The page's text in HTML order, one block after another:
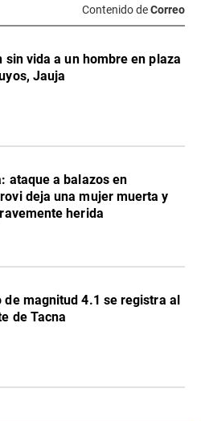
Contenido deCorreo
sin vida a un hombre en plaza
Jauja
ataque a balazos en
deja una mujer muerta y
herida
de magnitud 4.1 se registra al
de Tacna